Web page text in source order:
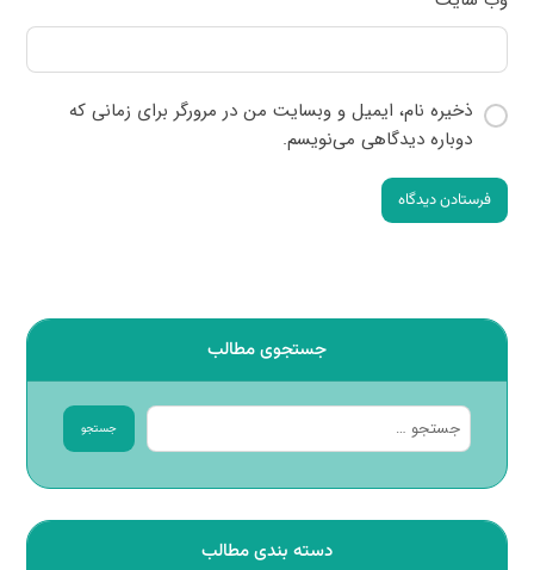
ذخیره نام، ایمیل و وبسایت من در مرورگر برای زمانی که
دوباره دیدگاهی می‌نویسم.
فرستادن دیدگاه
جستجوی مطالب
جستجو
دسته بندی مطالب